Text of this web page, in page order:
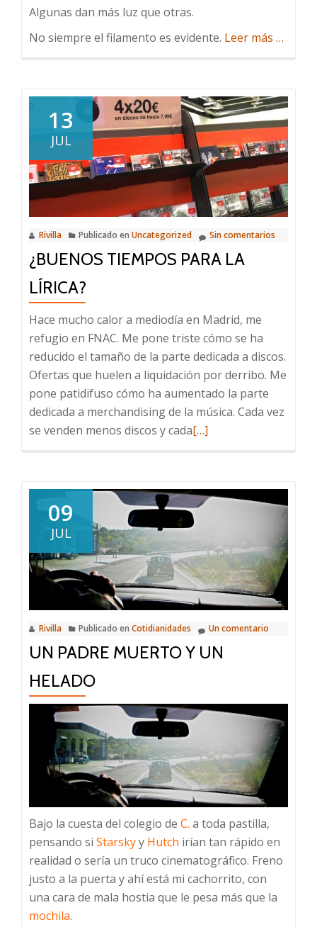
Algunas dan más luz que otras.
No siempre el filamento es evidente. Leer más acerca
…
13
JUL
Rivilla Publicado en Uncategorized Sin comentarios
¿BUENOS TIEMPOS PARA LA
LÍRICA?
Hace mucho calor a mediodía en Madrid, me
refugio en FNAC. Me pone triste cómo se ha
reducido el tamaño de la parte dedicada a discos.
Ofertas que huelen a liquidación por derribo. Me
pone patidifuso cómo ha aumentado la parte
dedicada a merchandising de la música. Cada vez
se venden menos discos y cadaLeer
¿Buenos
tiempos
para
la
lírica?
[…]
09
JUL
Rivilla Publicado en Cotidianidades Un comentario
UN PADRE MUERTO Y UN
HELADO
Bajo la cuesta del colegio de C. a toda pastilla,
pensando si Starskyy Hutch irían tan rápido en
realidad o sería un truco cinematográfico. Freno
justo a la puerta y ahí está mi cachorrito, con
una cara de mala hostia que le pesa más que la
mochila.